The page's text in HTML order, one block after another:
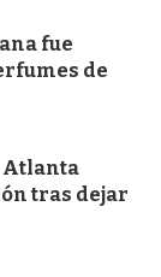
fue
de
Atlanta
tras dejar